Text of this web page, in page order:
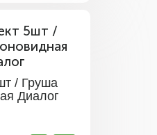
/ Груша
Диалог